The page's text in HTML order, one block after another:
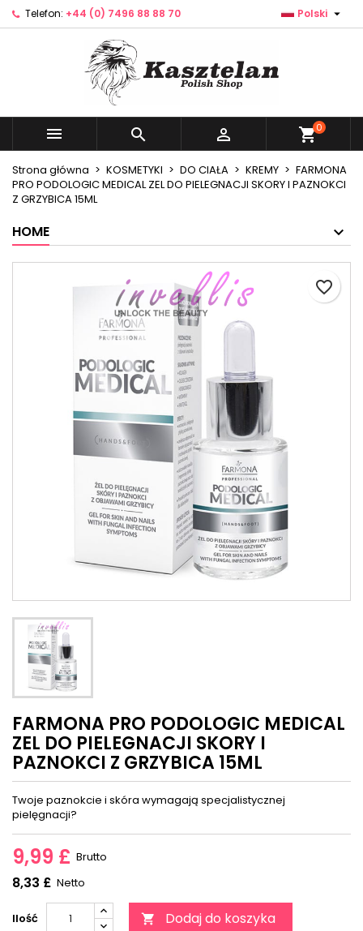
Telefon: +44 (0) 7496 88 88 70 Polski 
   shopping_cart0
Strona główna KOSMETYKI DO CIAŁA KREMY
FARMONA
PRO PODOLOGIC MEDICAL ZEL DO PIELEGNACJI SKORY I PAZNOKCI
Z GRZYBICA 15ML
HOME
FARMONA PRO PODOLOGIC MEDICAL
ZEL DO PIELEGNACJI SKORY I
PAZNOKCI Z GRZYBICA 15ML
Twoje paznokcie i skóra wymagają specjalistycznej
pielęgnacji?
9,99 £ Brutto
8,33 £ Netto
Ilość  Dodaj do koszyka
favorite_border
Dodaj do listy życzeń ×
Utwórz nową listę
Utwórz listę życzeń ×
Nazwa listy życzeń
Zaloguj się ×
Musisz być zalogowany by zapisać produkty na
swojej liście życzeń.
Anuluj Zaloguj się